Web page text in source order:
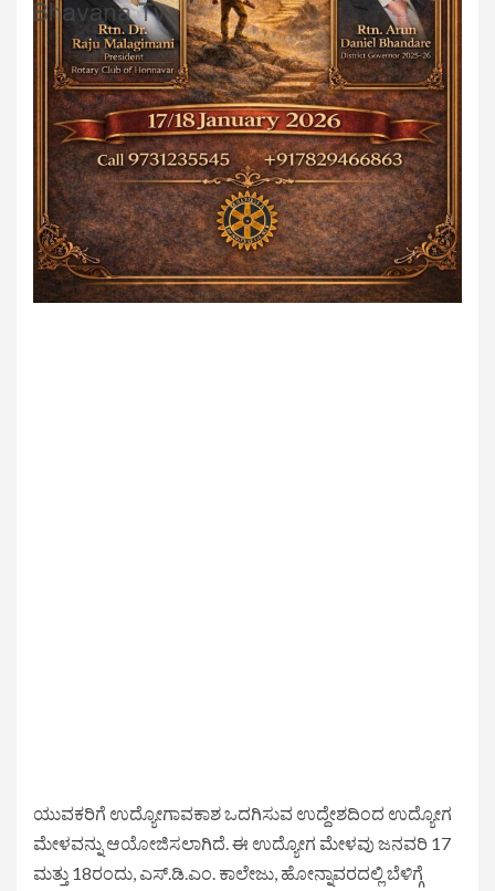
ಯುವಕರಿಗೆ ಉದ್ಯೋಗಾವಕಾಶ ಒದಗಿಸುವ ಉದ್ದೇಶದಿಂದ ಉದ್ಯೋಗ
ಮೇಳವನ್ನು ಆಯೋಜಿಸಲಾಗಿದೆ. ಈ ಉದ್ಯೋಗ ಮೇಳವು ಜನವರಿ 17
ಮತ್ತು 18ರಂದು, ಎಸ್.ಡಿ.ಎಂ. ಕಾಲೇಜು, ಹೋನ್ನಾವರದಲ್ಲಿ ಬೆಳಿಗ್ಗೆ